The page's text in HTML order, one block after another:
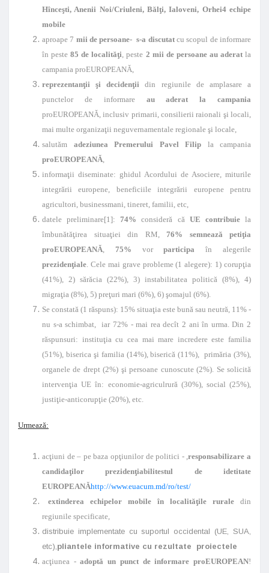
Hînceşti, Anenii Noi/Criuleni, Bălţi, Ialoveni, Orhei4 echipe
mobile
aproape 7 mii de persoane- s-a discutat cu scopul de informare
în peste85 de localităţi, peste 2 mii de persoane au aderatla
campania proEUROPEANĂ,
reprezentanţii şi decidenţii din regiunile de amplasare a
punctelor de informare au aderat la campania
proEUROPEANĂ, inclusiv primarii, consilierii raionali şi locali,
mai multe organizaţii neguvernamentale regionale şi locale,
salutăm adeziunea Premerului Pavel Filip la campania
proEUROPEANĂ,
informaţii diseminate: ghidul Acordului de Asociere, miturile
integrării europene, beneficiile integrării europene pentru
agricultori, businessmani, tineret, familii, etc,
datele preliminare[1]:74% consideră că UE contribuiela
îmbunătăţirea situaţiei din RM, 76% semnează petiţia
proEUROPEANĂ, 75% vorparticipa în alegerile
prezidenţiale. Cele mai grave probleme (1 alegere): 1) corupţia
(41%), 2) sărăcia (22%), 3) instabilitatea politică (8%), 4)
migraţia (8%), 5) preţuri mari (6%), 6) şomajul (6%).
Se constată (1 răspuns): 15% situaţia este bună sau neutră, 11% -
nu s-a schimbat, iar 72% - mai rea decît 2 ani în urma. Din 2
răspunsuri: instituţia cu cea mai mare incredere este familia
(51%), biserica şi familia (14%), biserică (11%), primăria (3%),
organele de drept (2%) şi persoane cunoscute (2%). Se solicită
intervenţia UE în: economie-agriculrură (30%), social (25%),
justiţie-anticorupţie (20%), etc.
Urmează:
acţiuni de – pe baza opţiunilor de politici - ,responsabilizare a
candidaţilor prezidenţiabilitestul de idetitate
EUROPEANĂhttp://www.euacum.md/ro/test/
extinderea echipelor mobile în localităţile rurale din
regiunile specificate,
distribuie implementate cu suportul occidental (UE, SUA,
etc),pliantele informative cu rezultate proiectele
acţiunea -adoptă un punct de informare proEUROPEAN!